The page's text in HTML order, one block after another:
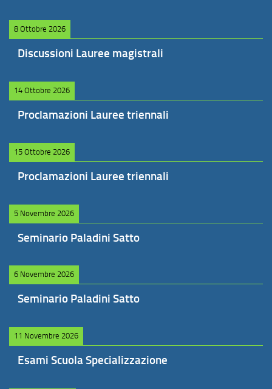
8 Ottobre 2026
Discussioni Lauree magistrali
14 Ottobre 2026
Proclamazioni Lauree triennali
15 Ottobre 2026
Proclamazioni Lauree triennali
5 Novembre 2026
Seminario Paladini Satto
6 Novembre 2026
Seminario Paladini Satto
11 Novembre 2026
Esami Scuola Specializzazione